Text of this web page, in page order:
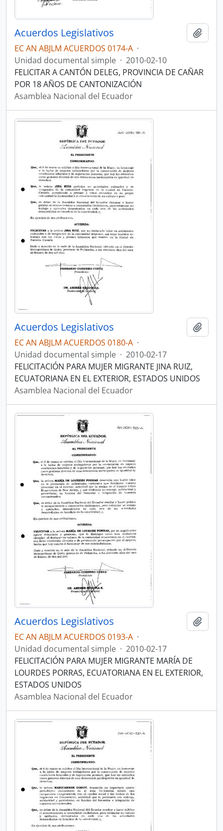
Acuerdos Legislativos
EC AN ABJLM ACUERDOS 0174-A ·
Unidad documental simple · 2010-02-10
FELICITAR A CANTÓN DELEG, PROVINCIA DE CAÑAR
POR 18 AÑOS DE CANTONIZACIÓN
Asamblea Nacional del Ecuador
Acuerdos Legislativos
EC AN ABJLM ACUERDOS 0180-A ·
Unidad documental simple · 2010-02-17
FELICITACIÓN PARA MUJER MIGRANTE JINA RUIZ,
ECUATORIANA EN EL EXTERIOR, ESTADOS UNIDOS
Asamblea Nacional del Ecuador
Acuerdos Legislativos
EC AN ABJLM ACUERDOS 0193-A ·
Unidad documental simple · 2010-02-17
FELICITACIÓN PARA MUJER MIGRANTE MARÍA DE
LOURDES PORRAS, ECUATORIANA EN EL EXTERIOR,
ESTADOS UNIDOS
Asamblea Nacional del Ecuador